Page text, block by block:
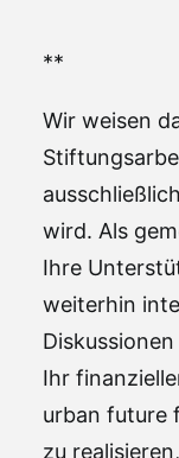
**
Wir weisen
wird. Als
Ihre
weiterhin
Ihr
urban future
zu